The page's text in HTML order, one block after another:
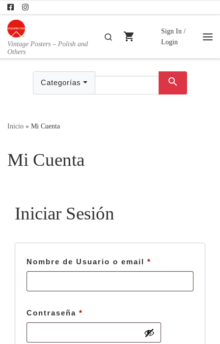
Skip to content
Vintage Posters – Polish and
Others
Buscar
shopping_cart
Sign In /
Login
Categorías search
Inicio » Mi Cuenta
Mi Cuenta
Iniciar Sesión
Nombre de Usuario o email *
Contraseña *